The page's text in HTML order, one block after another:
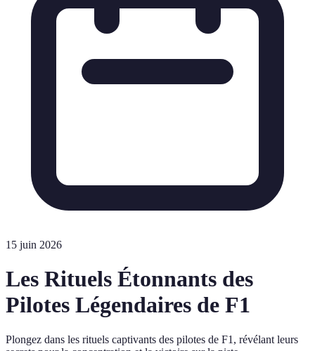
15 juin 2026
Les Rituels Étonnants des
Pilotes Légendaires de F1
Plongez dans les rituels captivants des pilotes de F1, révélant leurs